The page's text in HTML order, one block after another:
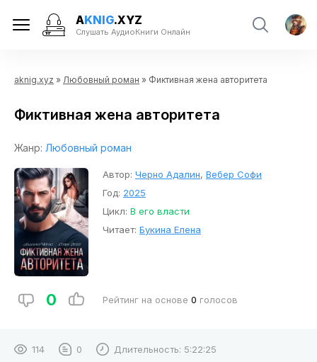
AKNIG.XYZ
Слушать АудиоКниги Онлайн
aknig.xyz » Любовный роман » Фиктивная жена авторитета
Фиктивная жена авторитета
Жанр: Любовный роман
Автор: Черно Адалин, Вебер Софи
Год: 2025
Цикл: В его власти
Читает: Букина Елена
0 Рейтинг на основе 0 голосов
114 0 Длительность: 5:22:25